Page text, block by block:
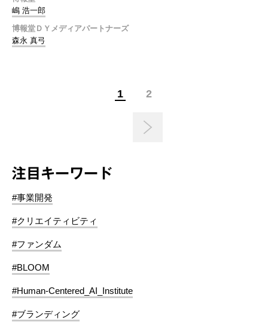
嶋 浩一郎
博報堂ＤＹメディアパートナーズ
森永 真弓
1 2
注目キーワード
#事業開発
#クリエイティビティ
#ファンダム
#BLOOM
#Human-Centered_AI_Institute
#ブランディング